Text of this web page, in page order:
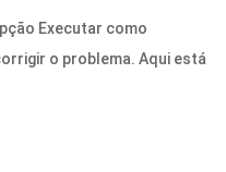
Executar como
o problema. Aqui está